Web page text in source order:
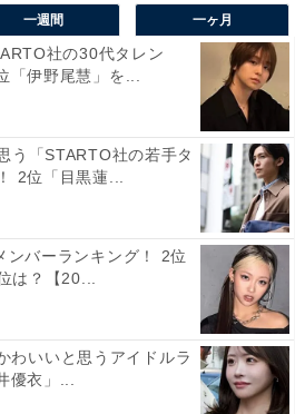
一週間 一ヶ月
社の30代タレン
「伊野尾慧」を...
う「STARTO社の若手タ
2位「目黒蓮...
ンバーランキング！ 2位
は？【20...
わいいと思うアイドルラ
優衣」...